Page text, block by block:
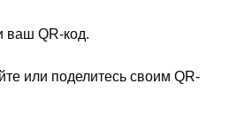
ваш QR-код.
или поделитесь своим QR-